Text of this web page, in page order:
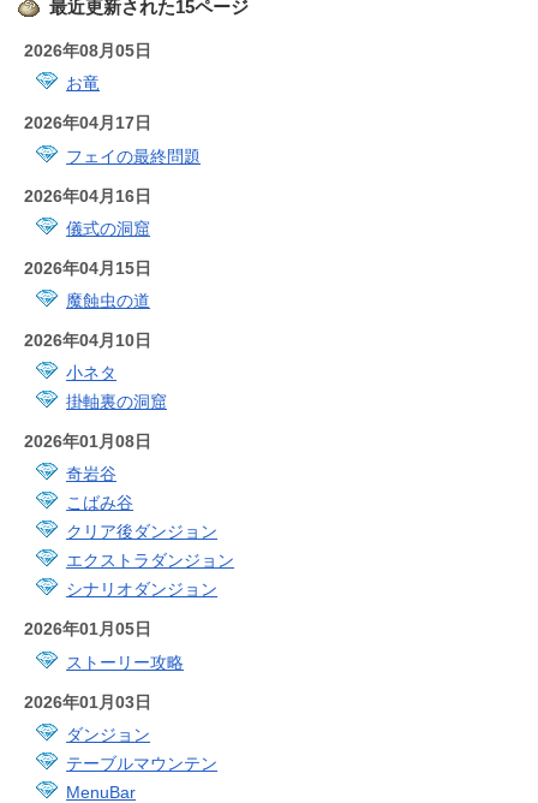
最近更新された15ページ
2026年08月05日
お竜
2026年04月17日
フェイの最終問題
2026年04月16日
儀式の洞窟
2026年04月15日
魔蝕虫の道
2026年04月10日
小ネタ
掛軸裏の洞窟
2026年01月08日
奇岩谷
こばみ谷
クリア後ダンジョン
エクストラダンジョン
シナリオダンジョン
2026年01月05日
ストーリー攻略
2026年01月03日
ダンジョン
テーブルマウンテン
MenuBar